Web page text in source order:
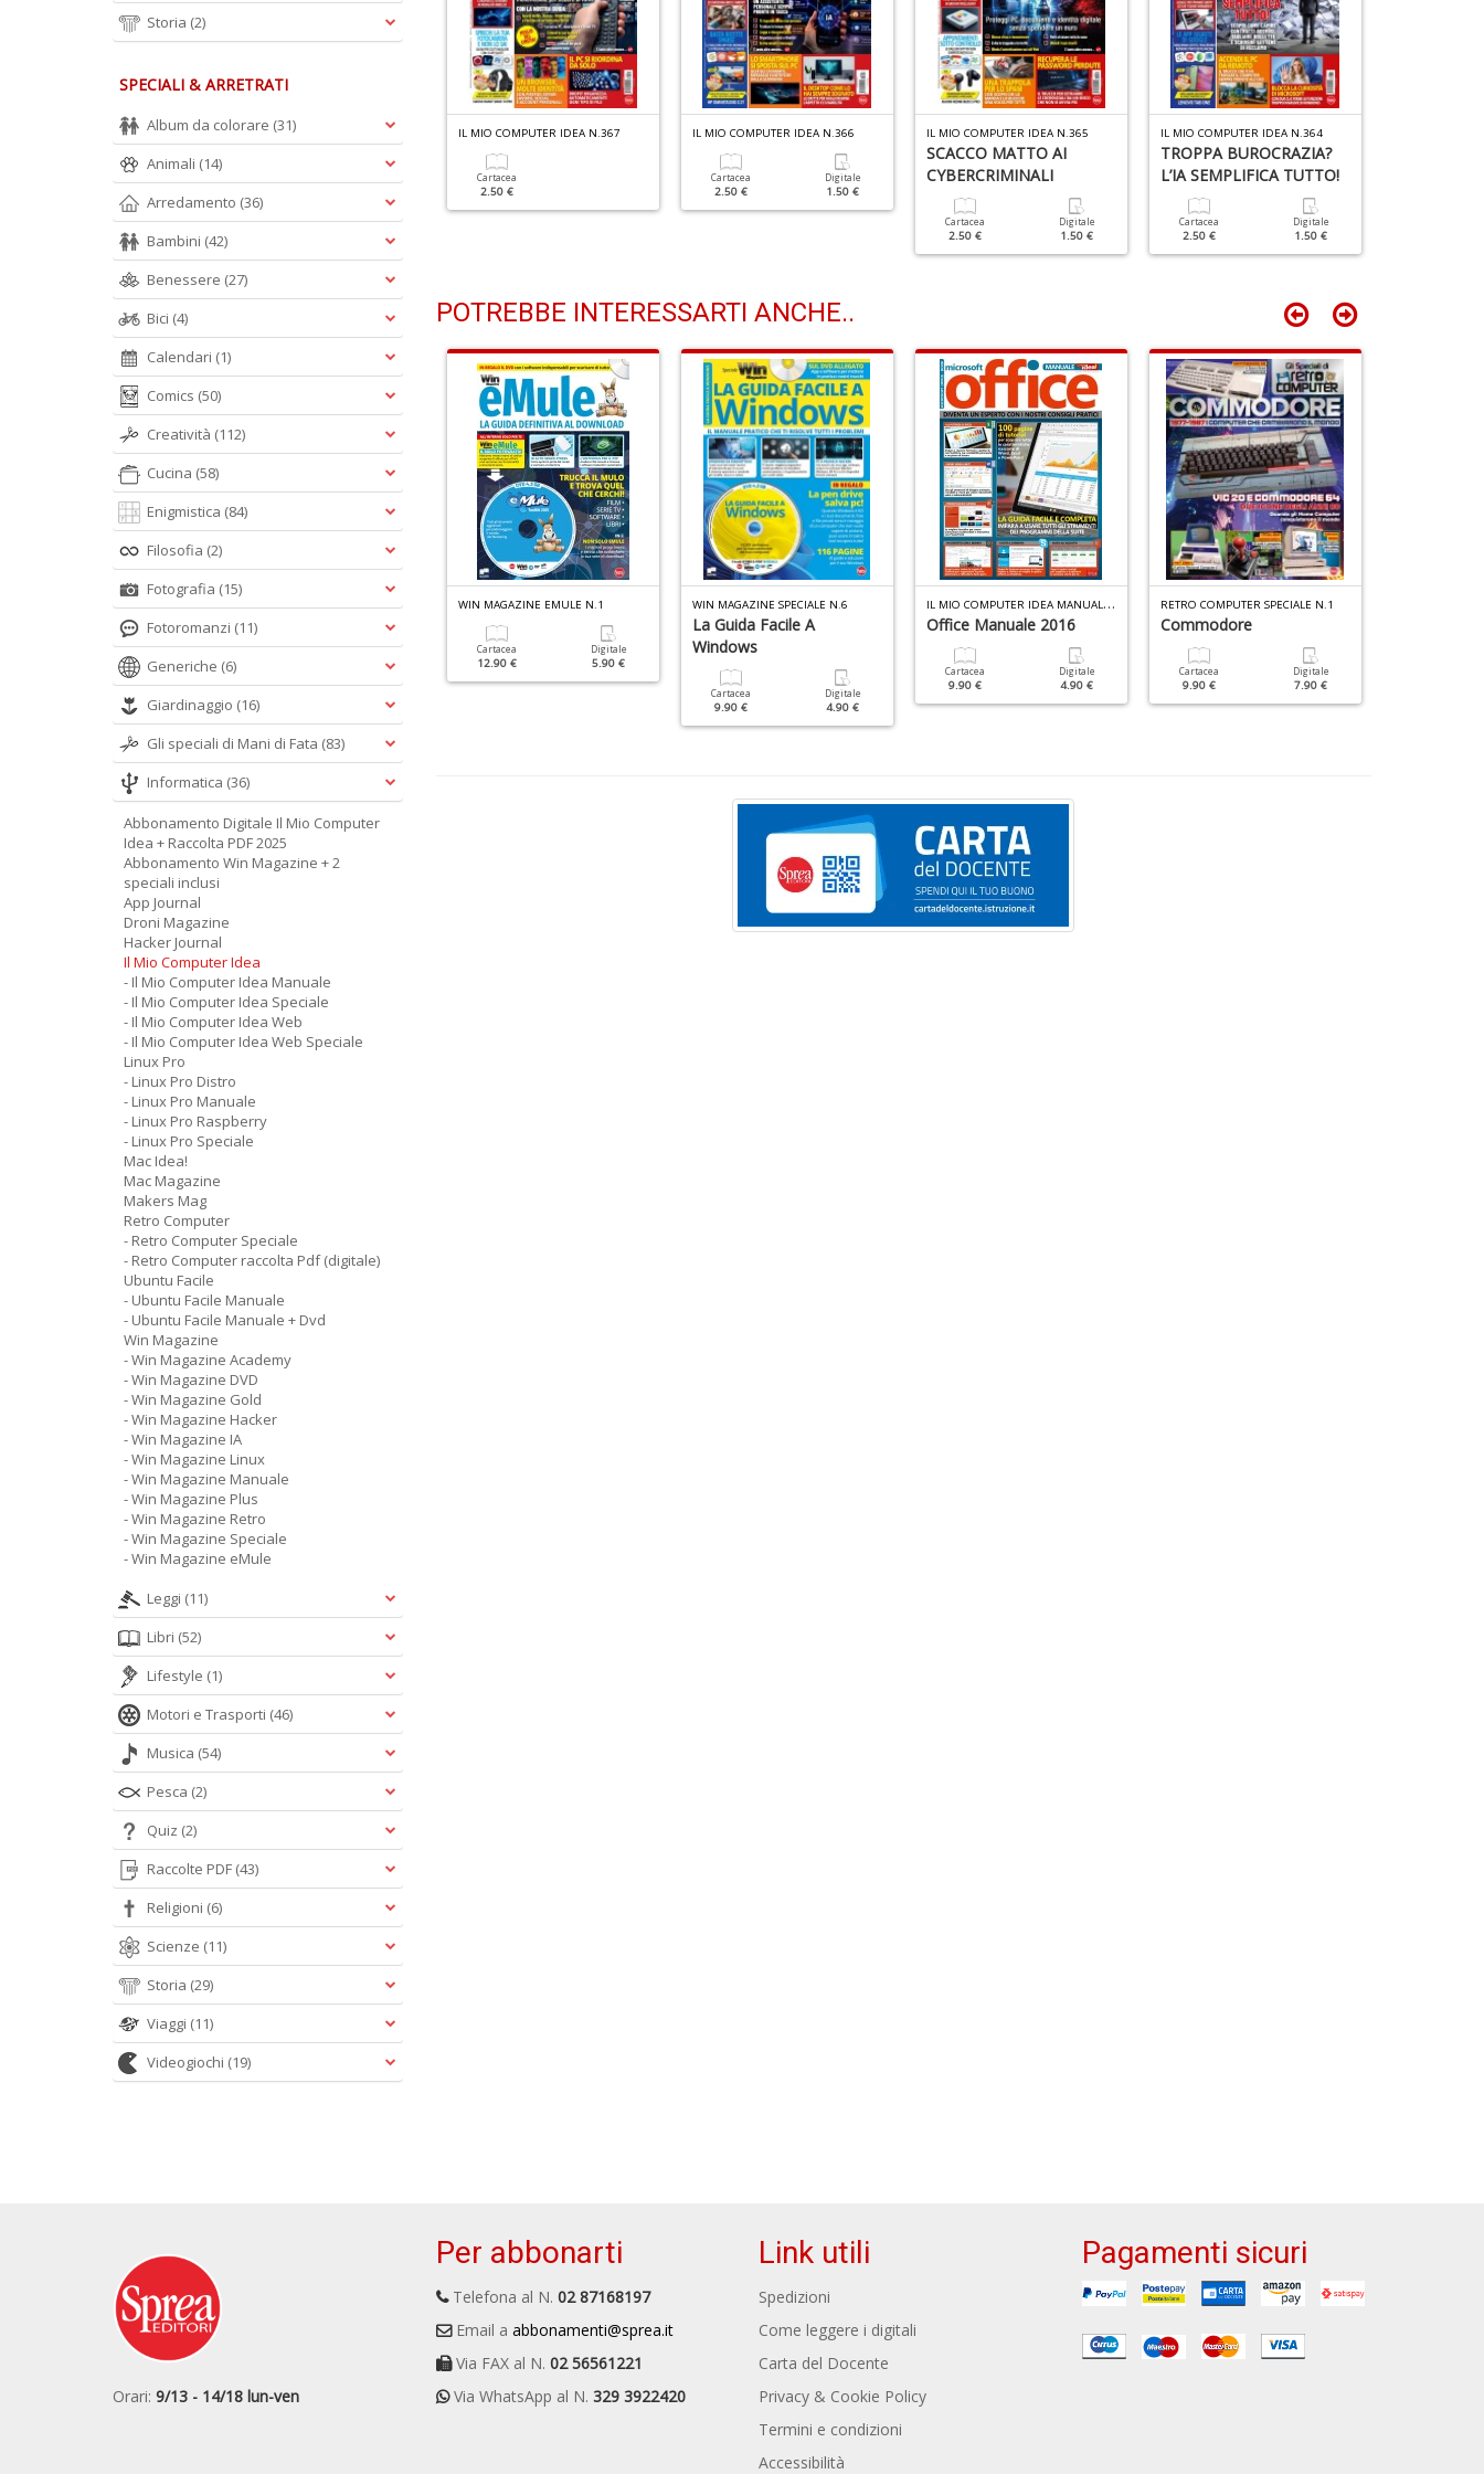
COMPUTER IDEA N.354
Il Tuo Windows
Digitale
1.50 €
IL MIO COMPUTER IDEA N.353
Cartacea Digitale
1.50 €
IL MIO COMPUTER IDEA N.367
Cartacea
2.50 €
IL MIO COMPUTER IDEA N.366
Cartacea
2.50 €
Digitale
1.50 €
IL MIO COMPUTER IDEA N.365
SCACCO MATTO AI
CYBERCRIMINALI
Cartacea
2.50 €
Digitale
1.50 €
IL MIO COMPUTER IDEA N.364
TROPPA BUROCRAZIA?
L’IA SEMPLIFICA TUTTO!
Cartacea
2.50 €
Digitale
1.50 €
POTREBBE INTERESSARTI ANCHE..
MAGAZINE HACKER N.2
Digitale
4.90 €
LINUX PRO SPECIALE N.11
Passa A Linux
9.90 €
Digitale
4.90 €
WIN MAGAZINE EMULE N.1
Cartacea
12.90 €
Digitale
5.90 €
WIN MAGAZINE SPECIALE N.6
La Guida Facile A
Windows
Cartacea
9.90 €
Digitale
4.90 €
I
L MIO COMPUTER IDEA MANUALE N.3
Office Manuale 2016
Cartacea
9.90 €
Digitale
4.90 €
RETRO COMPUTER SPECIALE N.1
Commodore
Cartacea
9.90 €
Digitale
7.90 €
Storia (2)
SPECIALI & ARRETRATI
Album da colorare (31)
Animali (14)
Arredamento (36)
Bambini (42)
Benessere (27)
Bici (4)
Calendari (1)
Comics (50)
Creatività (112)
Cucina (58)
Enigmistica (84)
Filosofia (2)
Fotografia (15)
Fotoromanzi (11)
Generiche (6)
Giardinaggio (16)
Gli speciali di Mani di Fata (83)
Informatica (36)
Abbonamento Digitale Il Mio Computer
Idea + Raccolta PDF 2025
Abbonamento Win Magazine + 2
speciali inclusi
App Journal
Droni Magazine
Hacker Journal
Il Mio Computer Idea
- Il Mio Computer Idea Manuale
- Il Mio Computer Idea Speciale
- Il Mio Computer Idea Web
- Il Mio Computer Idea Web Speciale
Linux Pro
- Linux Pro Distro
- Linux Pro Manuale
- Linux Pro Raspberry
- Linux Pro Speciale
Mac Idea!
Mac Magazine
Makers Mag
Retro Computer
- Retro Computer Speciale
- Retro Computer raccolta Pdf (digitale)
Ubuntu Facile
- Ubuntu Facile Manuale
- Ubuntu Facile Manuale + Dvd
Win Magazine
- Win Magazine Academy
- Win Magazine DVD
- Win Magazine Gold
- Win Magazine Hacker
- Win Magazine IA
- Win Magazine Linux
- Win Magazine Manuale
- Win Magazine Plus
- Win Magazine Retro
- Win Magazine Speciale
- Win Magazine eMule
Leggi (11)
Libri (52)
Lifestyle (1)
Motori e Trasporti (46)
Musica (54)
Pesca (2)
Quiz (2)
Raccolte PDF (43)
Religioni (6)
Scienze (11)
Storia (29)
Viaggi (11)
Videogiochi (19)
Orari: 9/13 - 14/18 lun-ven
Per abbonarti
Telefona al N. 02 87168197
Email a abbonamenti@sprea.it
Via FAX al N. 02 56561221
Via WhatsApp al N. 329 3922420
Link utili
Spedizioni
Come leggere i digitali
Carta del Docente
Privacy & Cookie Policy
Termini e condizioni
Accessibilità
Pagamenti sicuri